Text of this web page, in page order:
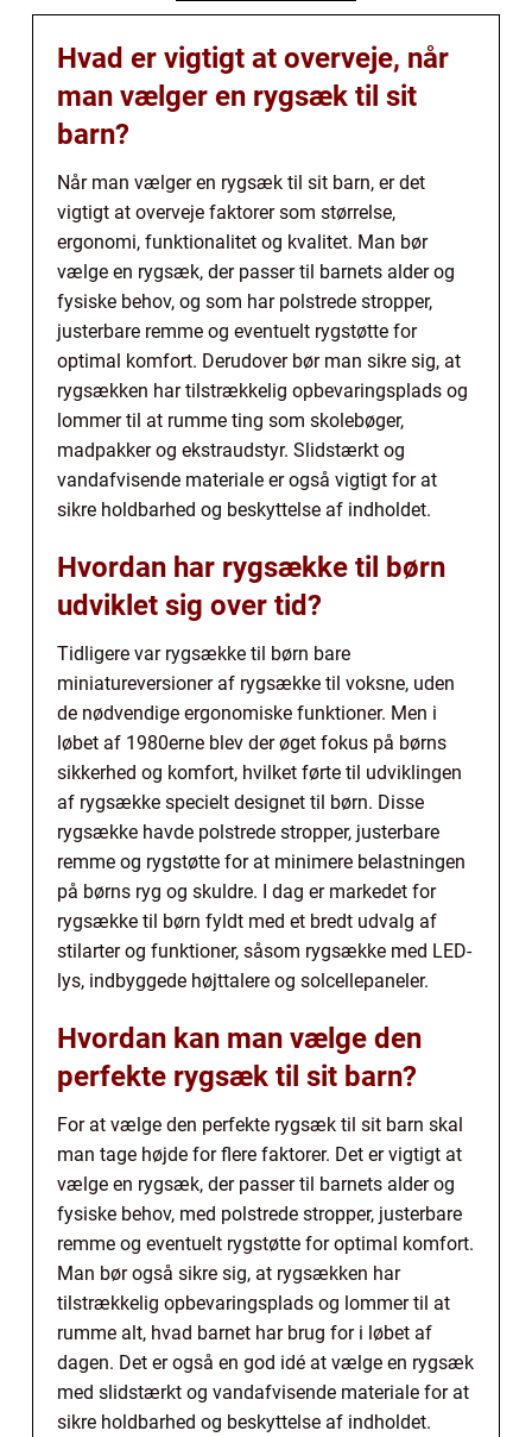
Hvad er vigtigt at overveje, når
man vælger en rygsæk til sit
barn?
Når man vælger en rygsæk til sit barn, er det
vigtigt at overveje faktorer som størrelse,
ergonomi, funktionalitet og kvalitet. Man bør
vælge en rygsæk, der passer til barnets alder og
fysiske behov, og som har polstrede stropper,
justerbare remme og eventuelt rygstøtte for
optimal komfort. Derudover bør man sikre sig, at
rygsækken har tilstrækkelig opbevaringsplads og
lommer til at rumme ting som skolebøger,
madpakker og ekstraudstyr. Slidstærkt og
vandafvisende materiale er også vigtigt for at
sikre holdbarhed og beskyttelse af indholdet.
Hvordan har rygsække til børn
udviklet sig over tid?
Tidligere var rygsække til børn bare
miniatureversioner af rygsække til voksne, uden
de nødvendige ergonomiske funktioner. Men i
løbet af 1980erne blev der øget fokus på børns
sikkerhed og komfort, hvilket førte til udviklingen
af rygsække specielt designet til børn. Disse
rygsække havde polstrede stropper, justerbare
remme og rygstøtte for at minimere belastningen
på børns ryg og skuldre. I dag er markedet for
rygsække til børn fyldt med et bredt udvalg af
stilarter og funktioner, såsom rygsække med LED-
lys, indbyggede højttalere og solcellepaneler.
Hvordan kan man vælge den
perfekte rygsæk til sit barn?
For at vælge den perfekte rygsæk til sit barn skal
man tage højde for flere faktorer. Det er vigtigt at
vælge en rygsæk, der passer til barnets alder og
fysiske behov, med polstrede stropper, justerbare
remme og eventuelt rygstøtte for optimal komfort.
Man bør også sikre sig, at rygsækken har
tilstrækkelig opbevaringsplads og lommer til at
rumme alt, hvad barnet har brug for i løbet af
dagen. Det er også en god idé at vælge en rygsæk
med slidstærkt og vandafvisende materiale for at
sikre holdbarhed og beskyttelse af indholdet.